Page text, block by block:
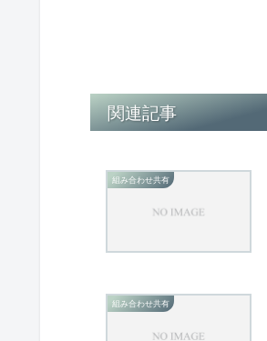
関連記事
組み合わせ共有
組み合わせ共有